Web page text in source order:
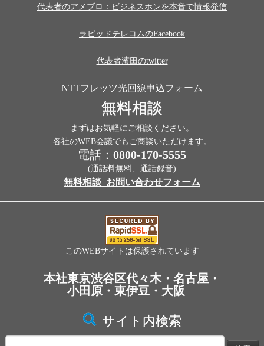
代表者のアメブロ：ビジネスホンを本音で情報発信
ラピッドテレコムのFacebook
代表者濱田のtwitter
NTTフレッツ光回線申込フォーム
無料相談
まずはお気軽にご相談ください。
各社のWEB会議でもご商談いただけます。
電話： 0800-170-5555
(通話料無料、通話録音)
無料相談_お問い合わせフォーム
このWEBサイトは保護されています
本社東京渋谷区代々木・名古屋・
小田原・東伊豆・大阪
サイト内検索